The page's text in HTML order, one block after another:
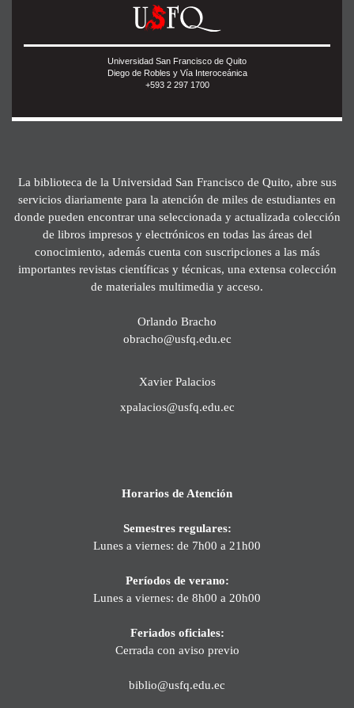
Universidad San Francisco de Quito
Diego de Robles y Vía Interoceánica
+593 2 297 1700
La biblioteca de la Universidad San Francisco de Quito, abre sus
servicios diariamente para la atención de miles de estudiantes en
donde pueden encontrar una seleccionada y actualizada colección
de libros impresos y electrónicos en todas las áreas del
conocimiento, además cuenta con suscripciones a las más
importantes revistas científicas y técnicas, una extensa colección
de materiales multimedia y acceso.
Orlando Bracho
obracho@usfq.edu.ec
Xavier Palacios
xpalacios@usfq.edu.ec
Horarios de Atención
Semestres regulares:
Lunes a viernes: de 7h00 a 21h00
Períodos de verano:
Lunes a viernes: de 8h00 a 20h00
Feriados oficiales:
Cerrada con aviso previo
biblio@usfq.edu.ec